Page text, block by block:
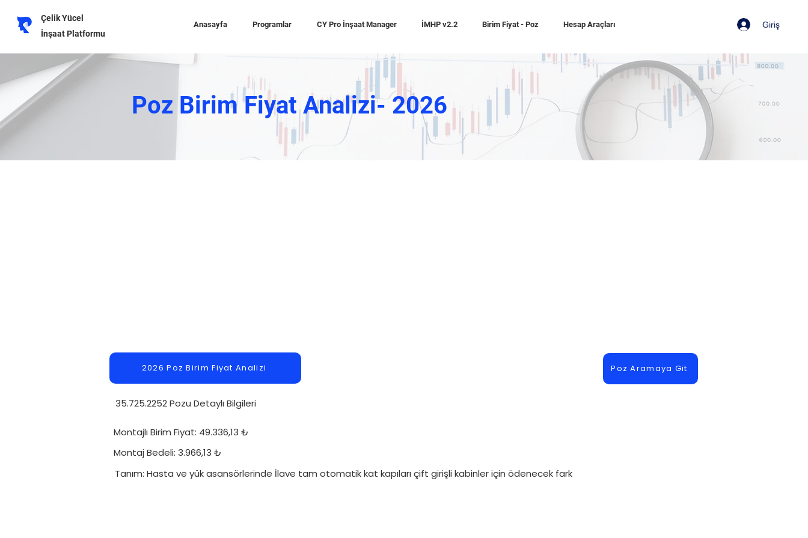
Çelik Yücel
İnşaat Platformu
Anasayfa Programlar CY Pro İnşaat Manager İMHP v2.2 Birim Fiyat - Poz Hesap Araçları Giriş
Poz Birim Fiyat Analizi- 2026
2026 Poz Birim Fiyat Analizi Poz Aramaya Git
35.725.2252 Pozu Detaylı Bilgileri
Montajlı Birim Fiyat: 49.336,13 ₺
Montaj Bedeli: 3.966,13 ₺
Tanım: Hasta ve yük asansörlerinde İlave tam otomatik kat kapıları çift girişli kabinler için ödenecek fark